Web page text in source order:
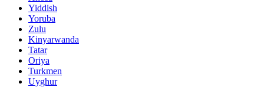
Yiddish
Yoruba
Zulu
Kinyarwanda
Tatar
Oriya
Turkmen
Uyghur